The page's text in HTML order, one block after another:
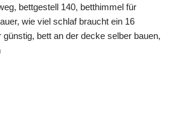
bettgestell 140, betthimmel für
wie viel schlaf braucht ein 16
bett an der decke selber bauen,